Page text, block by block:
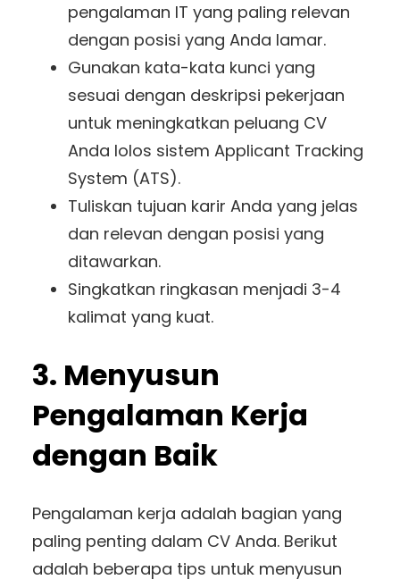
pengalaman IT yang paling relevan
dengan posisi yang Anda lamar.
Gunakan kata-kata kunci yang
sesuai dengan deskripsi pekerjaan
untuk meningkatkan peluang CV
Anda lolos sistem Applicant Tracking
System (ATS).
Tuliskan tujuan karir Anda yang jelas
dan relevan dengan posisi yang
ditawarkan.
Singkatkan ringkasan menjadi 3-4
kalimat yang kuat.
3. Menyusun
Pengalaman Kerja
dengan Baik
Pengalaman kerja adalah bagian yang
paling penting dalam CV Anda. Berikut
adalah beberapa tips untuk menyusun